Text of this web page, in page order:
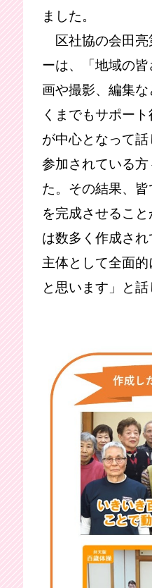
ました。
区社協の会田亮
ーは、「地域の
画や撮影、編集
くまでもサポー
が中心となって
参加されている
た。その結果、
を完成させるこ
は数多く作成さ
主体として全面
と思います」と話